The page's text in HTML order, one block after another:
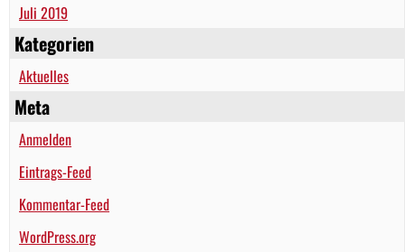
Juli 2019
Kategorien
Aktuelles
Meta
Anmelden
Eintrags-Feed
Kommentar-Feed
WordPress.org